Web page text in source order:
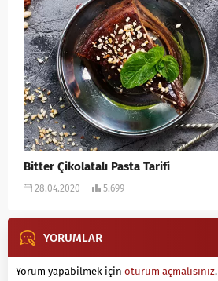
Bitter Çikolatalı Pasta Tarifi
28.04.2020 5.699
YORUMLAR
Yorum yapabilmek için oturum açmalısınız.